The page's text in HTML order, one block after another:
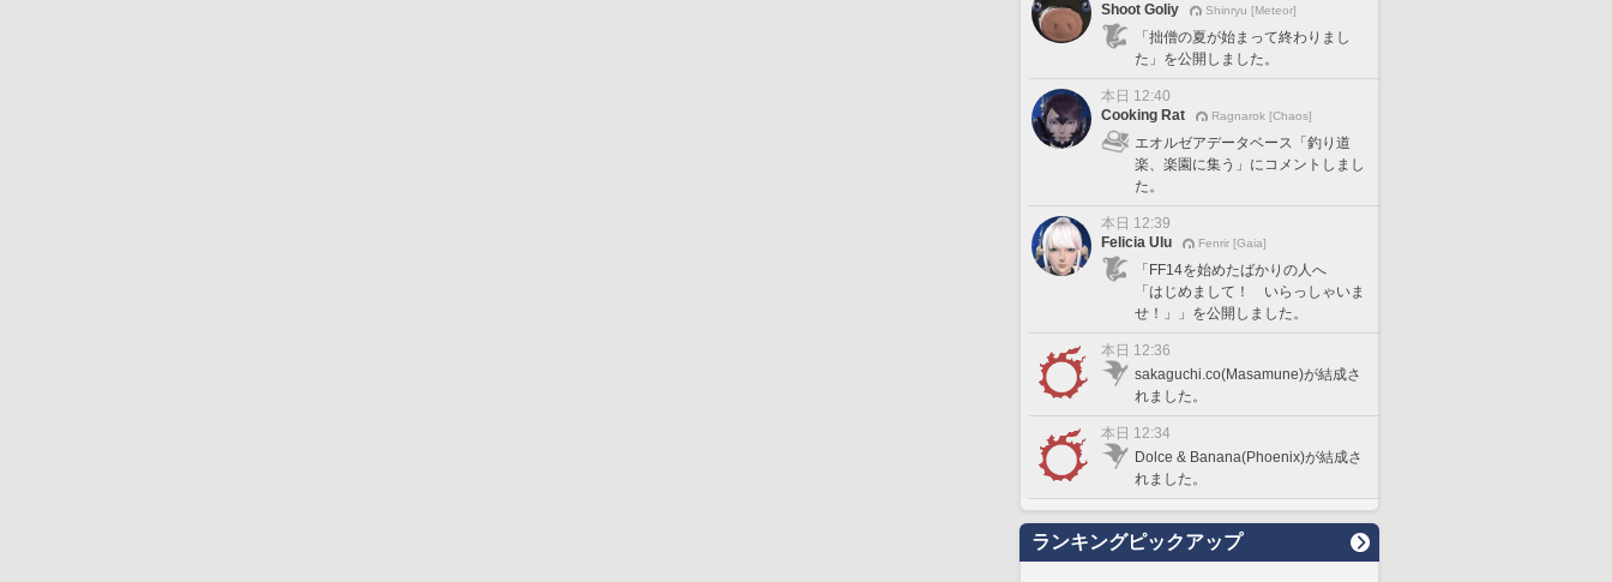
Shoot Goliy
Shinryu [Meteor]
「拙僧の夏が始まって終わりまし
た」を公開しました。
本日 12:40
Cooking Rat
Ragnarok [Chaos]
エオルゼアデータベース「釣り道
楽、楽園に集う」にコメントしまし
た。
本日 12:39
Felicia Ulu
Fenrir [Gaia]
「FF14を始めたばかりの人へ
「はじめまして！ いらっしゃいま
せ！」」を公開しました。
本日 12:36
sakaguchi.co(Masamune)が結成さ
れました。
本日 12:34
Dolce & Banana(Phoenix)が結成さ
れました。
ランキングピックアップ